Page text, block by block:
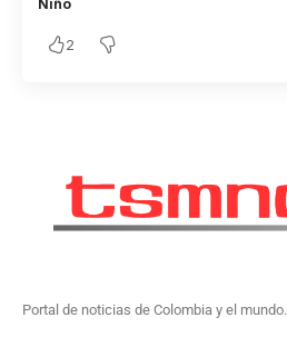
Niño
2
Portal de noticias de Colombia y el mundo.